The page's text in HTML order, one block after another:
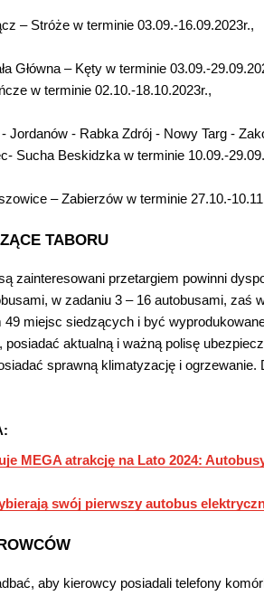
– Stróże w terminie 03.09.-16.09.2023r.,
Główna – Kęty w terminie 03.09.-
w terminie 02.10.-18.10.2023r.,
Jordanów - Rabka Zdrój - Nowy Targ -
Sucha Beskidzka w terminie 10.09.-
– Zabierzów w terminie 27.10.-
TABORU
zainteresowani przetargiem powinni
w zadaniu 3 – 16 autobusami,
miejsc siedzących i być
posiadać aktualną i ważną polisę
sprawną klimatyzację i
MEGA atrakcję na Lato 2024:
swój pierwszy autobus
aby kierowcy posiadali telefony